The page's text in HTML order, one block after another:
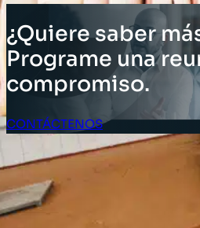
¿Quiere saber
Programe una
compromiso.
CONTÁCTENOS
SOLUCIONES